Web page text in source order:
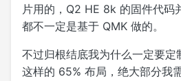
片用的，Q2 HE 8k 的固件代码
都不一定是基于 QMK 做的。
不过归根结底我为什么一定要定
这样的 65% 布局，绝大部分我